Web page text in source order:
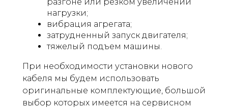
нагрузки;
вибрация агрегата;
затрудненный запуск двигателя;
тяжелый подъем машины.
При необходимости установки нового
кабеля мы будем использовать
оригинальные комплектующие, большой
выбор которых имеется на сервисном